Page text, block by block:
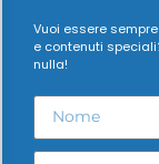
Vuoi essere
e contenuti
nulla!